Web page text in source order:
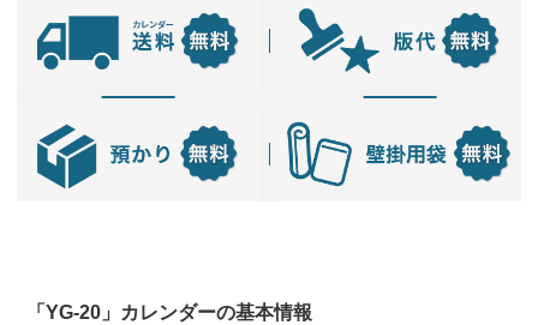
「YG-20」カレンダーの基本情報